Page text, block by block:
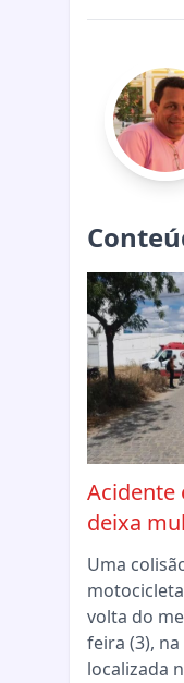
Acidente
deixa
Uma
volta do
feira (3),
localizada